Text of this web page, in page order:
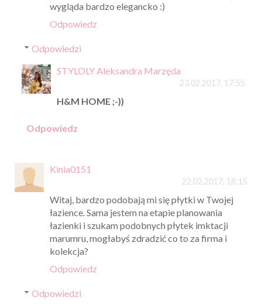
wygląda bardzo elegancko :)
Odpowiedz
Odpowiedzi
STYLOLY Aleksandra Marzęda
23.02.2017, 17:55
H&M HOME ;-))
Odpowiedz
Kinia0151
22.02.2017, 18:15
Witaj, bardzo podobają mi się płytki w Twojej
łazience. Sama jestem na etapie planowania
łazienki i szukam podobnych płytek imktacji
marumru, mogłabyś zdradzić co to za firma i
kolekcja?
Odpowiedz
Odpowiedzi